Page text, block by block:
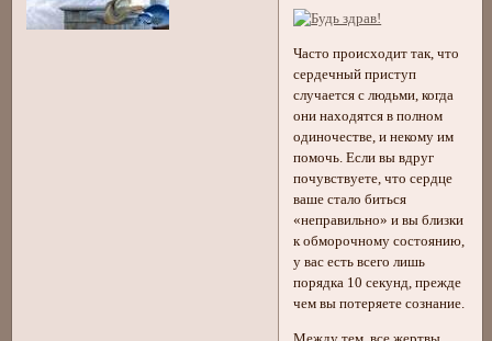
Часто происходит так, что
сердечный приступ
случается с людьми, когда
они находятся в полном
одиночестве, и некому им
помочь. Если вы вдруг
почувствуете, что сердце
ваше стало биться
«неправильно» и вы близки
к обморочному состоянию,
у вас есть всего лишь
порядка 10 секунд, прежде
чем вы потеряете сознание.